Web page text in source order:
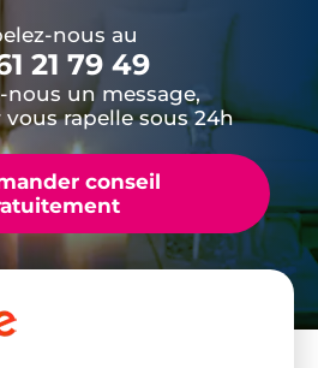
nous au
21 79 49
nous un message,
rapelle sous 24h
conseil